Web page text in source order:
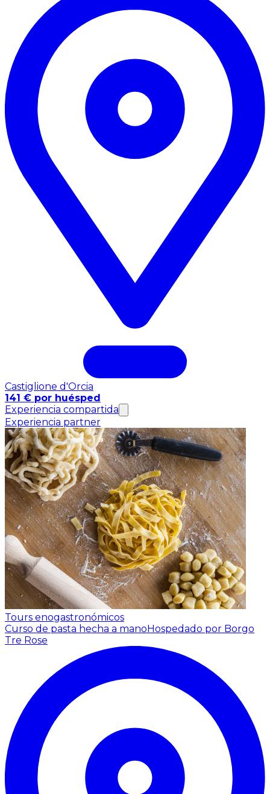
Castiglione d'Orcia
141 € por huésped
Experiencia compartida
Experiencia partner
Tours enogastronómicos
Curso de pasta hecha a mano Hospedado por Borgo
Tre Rose